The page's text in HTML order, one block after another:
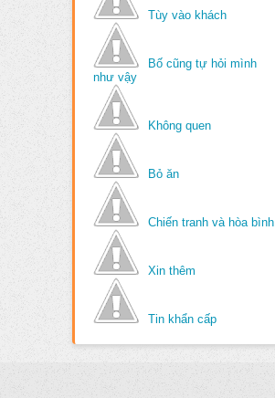
Tùy vào khách
Bố cũng tự hỏi mình
như vậy
Không quen
Bỏ ăn
Chiến tranh và hòa bình
Xin thêm
Tin khẩn cấp